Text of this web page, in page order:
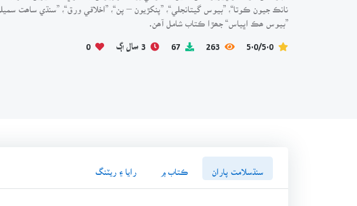
”بيوس ھڪ اڀياس“ جھڙا ڪتاب شامل آھن.
5.0/5.0
263
67 3 سال اڳ 0
سنڌسلامت پاران ڪتاب ۾ رايا ۽ ريٽنگ